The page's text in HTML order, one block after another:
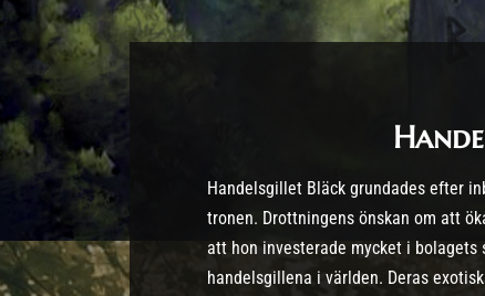
Handelsgillet Bläck grundades efter
tronen. Drottningens önskan om att
att hon investerade mycket i
handelsgillena i världen. Deras